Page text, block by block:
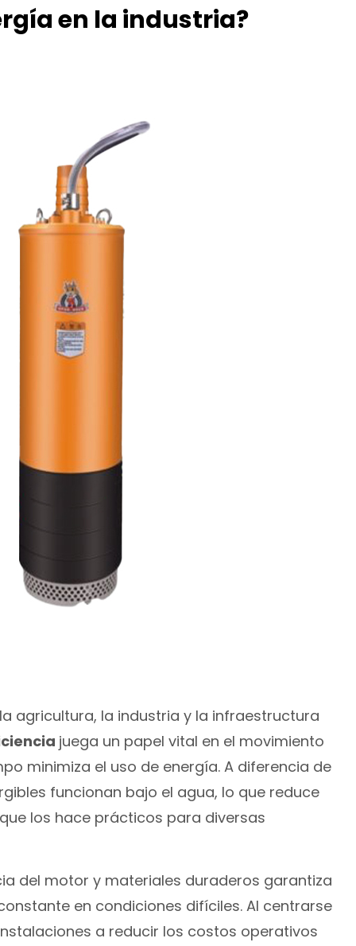
en la industria?
agricultura, la industria y la infraestructura
juega un papel vital en el movimiento
minimiza el uso de energía. A diferencia de
funcionan bajo el agua, lo que reduce
los hace prácticos para diversas
del motor y materiales duraderos garantiza
en condiciones difíciles. Al centrarse
a reducir los costos operativos